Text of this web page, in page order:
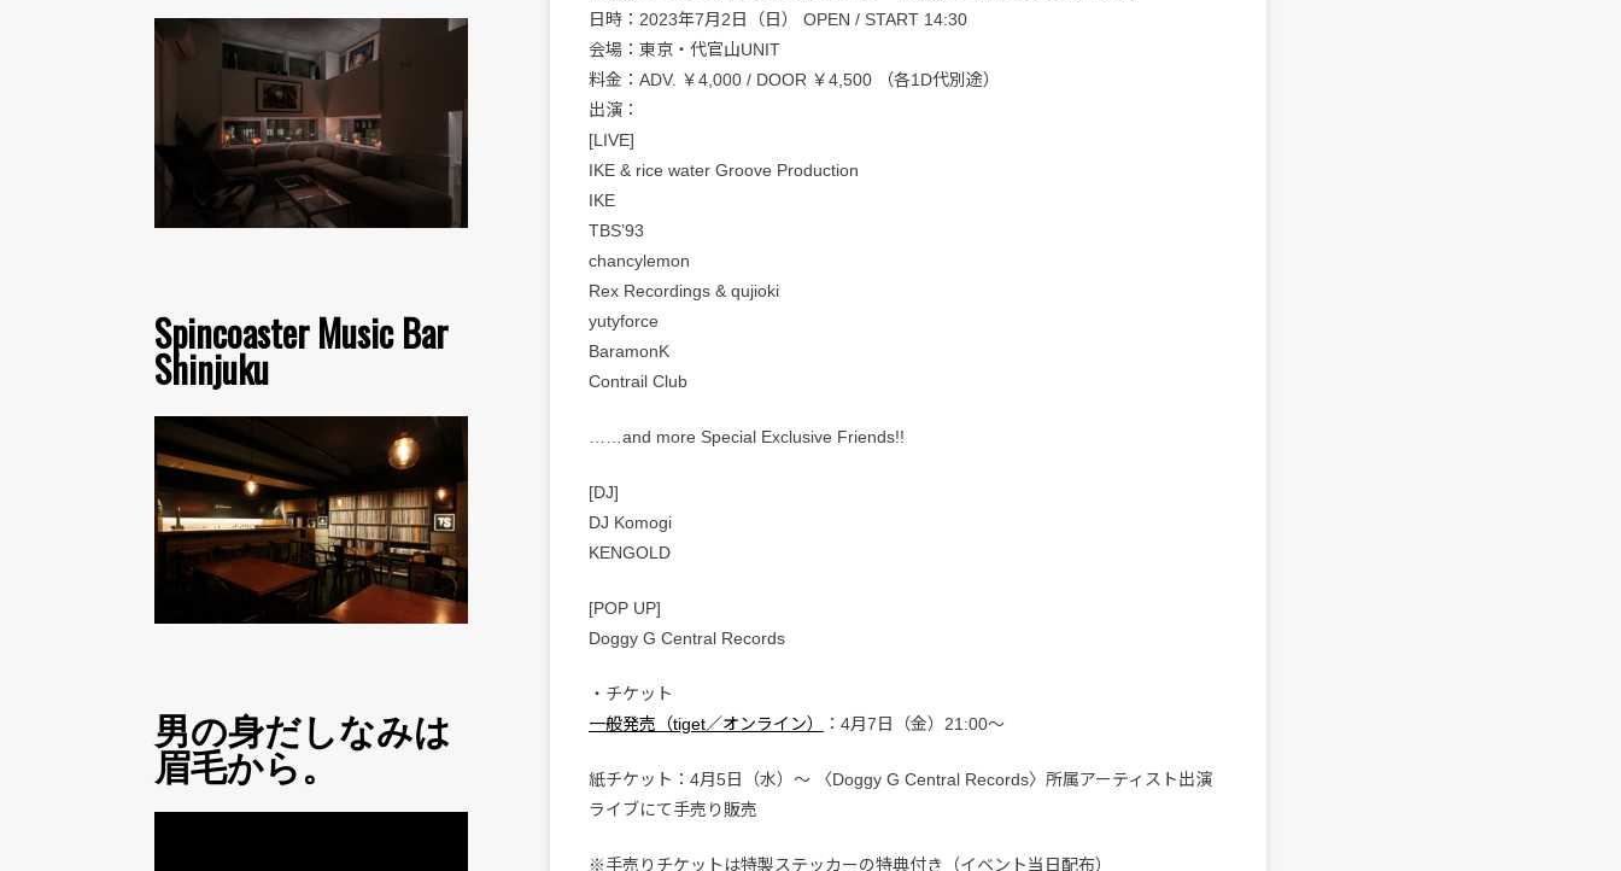
Spincoaster Music Bar
Shinjuku
男の身だしなみは
眉毛から。
日時：2023年7月2日（日） OPEN / START 14:30
会場：東京・代官山UNIT
料金：ADV. ￥4,000 / DOOR ￥4,500 （各1D代別途）
出演：
[LIVE]
IKE & rice water Groove Production
IKE
TBS’93
chancylemon
Rex Recordings & qujioki
yutyforce
BaramonK
Contrail Club
……and more Special Exclusive Friends!!
[DJ]
DJ Komogi
KENGOLD
[POP UP]
Doggy G Central Records
・チケット
一般発売（tiget／オンライン）
：4月7日（金）21:00〜
紙チケット：4月5日（水）〜 〈Doggy G Central Records〉所属アーティスト出演
ライブにて手売り販売
※手売りチケットは特製ステッカーの特典付き（イベント当日配布）